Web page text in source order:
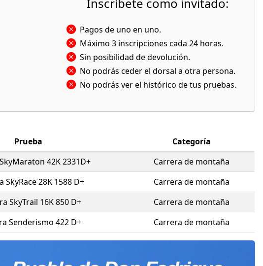
para los amantes del trail running, donde la dureza del
personal y la espectacularidad del entorno natural se
una experiencia inolvidable en uno de los enclaves más
norte de Granada.
Inscríbete como invitado:
Pagos de uno en uno.
Máximo 3 inscripciones cada 24 horas.
Sin posibilidad de devolución.
No podrás ceder el dorsal a otra persona.
No podrás ver el histórico de tus pruebas.
Prueba
Categoría
42K 2331D+
Carrera de montaña
SkyRace 28K 1588 D+
Carrera de montaña
SkyTrail 16K 850 D+
Carrera de montaña
Senderismo 422 D+ Carrera de montaña